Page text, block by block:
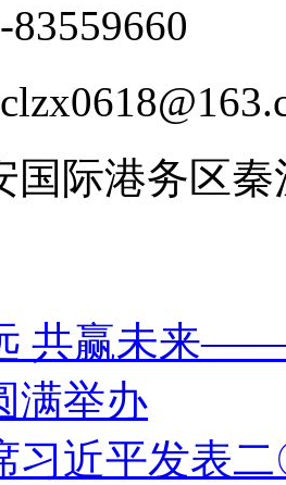
国际港务区秦
共赢未来
满举办
习近平发表